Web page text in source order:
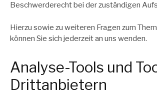
Beschwerderecht bei der zuständigen
Hierzu sowie zu weiteren Fragen zum
können Sie sich jederzeit an uns wenden.
Analyse-Tools und
Dritt­anbietern